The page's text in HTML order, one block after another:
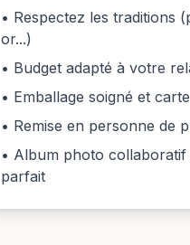
• Respectez les traditions
or...)
• Budget adapté à votre
• Emballage soigné et
• Remise en personne de
• Album photo collaboratif
parfait